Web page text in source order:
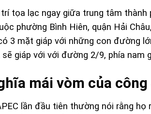
tọa lạc ngay giữa trung tâm
phường Bình Hiên, quận Hải
3 mặt giáp với những con đường
sẽ giáp với với đường 2/9, phía nam
mái vòm của công
lần đầu tiên thường nói rằng